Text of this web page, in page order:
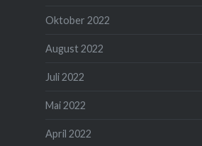
Oktober 2022
August 2022
Juli 2022
Mai 2022
April 2022